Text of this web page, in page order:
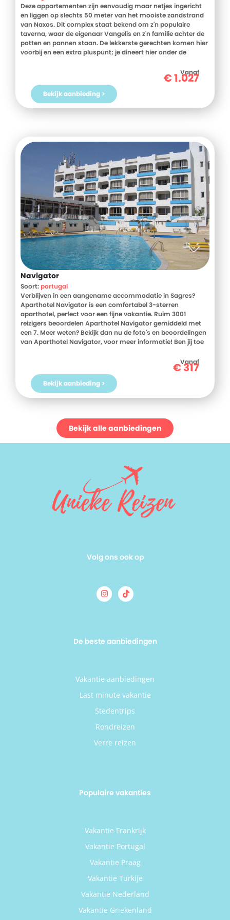
Deze appartementen zijn eenvoudig maar netjes ingericht
en liggen op slechts 50 meter van het mooiste zandstrand
van Naxos. Dit complex staat bekend om z'n populaire
taverna, waar de eigenaar Vangelis en z'n familie achter de
potten en pannen staan. De lekkerste gerechten komen hier
voorbij en een extra pluspunt; je dineert hier onder de
Vanaf
€1.027
Bekijk aanbieding >
Navigator
Soort:portugal
Verblijven in een aangename accommodatie in Sagres?
Aparthotel Navigator is een comfortabel 3-sterren
aparthotel, perfect voor een fijne vakantie. Ruim 3001
reizigers beoordelen Aparthotel Navigator gemiddeld met
een 7. Meer weten? Bekijk dan nu de foto's en beoordelingen
van Aparthotel Navigator, voor meer informatie! Ben jij toe
Vanaf
€317
Bekijk aanbieding >
Bekijk alle aanbiedingen
Volg ons ook op
De beste aanbiedingen
Vakantie aanbiedingen
Last minute vakantie
Stedentrips
Rondreizen
Verre reizen
Populaire vakanties
Vakantie Frankrijk
Vakantie Portugal
Vakantie Praag
Vakantie Turkije
Vakantie Nederland
Vakantie Griekenland